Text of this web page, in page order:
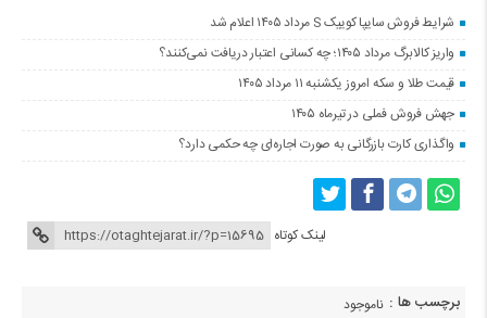
شرایط فروش سایپا کوییک S مرداد ۱۴۰۵ اعلام شد
واریز کالابرگ مرداد ۱۴۰۵؛ چه کسانی اعتبار دریافت نمی‌کنند؟
قیمت طلا و سکه امروز یکشنبه ۱۱ مرداد ۱۴۰۵
جهش فروش فملی در تیرماه ۱۴۰۵
واگذاری کارت بازرگانی به صورت اجاره‌ای چه حکمی دارد؟
لینک کوتاه
برچسب ها : ناموجود